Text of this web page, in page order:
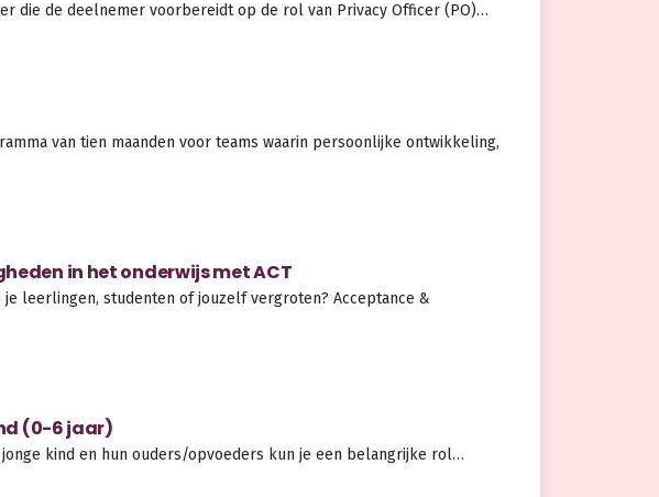
die de deelnemer voorbereidt op de rol van Privacy Officer (PO)…
van tien maanden voor teams waarin persoonlijke ontwikkeling,
in het onderwijs met ACT
je leerlingen, studenten of jouzelf vergroten? Acceptance &
(0-6 jaar)
kind en hun ouders/opvoeders kun je een belangrijke rol…